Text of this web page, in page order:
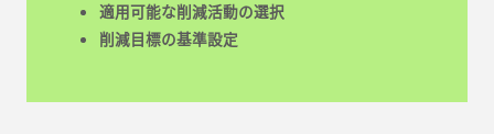
適用可能な削減活動の選択
削減目標の基準設定